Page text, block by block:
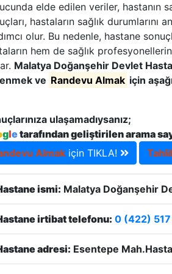
elde edilen veriler, hastanın
hastaların sağlık
olur. Bu nedenle, hastane
hem de sağlık
Malatya Doğanşehir Devlet
ve Randevu Almak için
ulaşamadıysanız;
gletarafından geliştirilen arama
Almak için TIKLA!
ismi: Malatya Doğanşehir
irtibat telefonu: 0 (422)
adresi: Esentepe